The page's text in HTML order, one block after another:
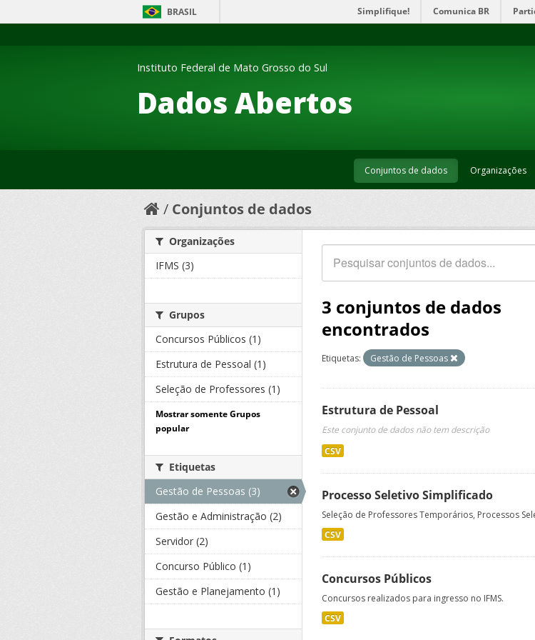
BRASIL Simplifique! Comunica BR
Dados Abertos
Instituto Federal de Mato Grosso do Sul
Conjuntos de dados Organizações
Conjuntos de dados
3 conjuntos de dados
encontrados
Etiquetas: Gestão de Pessoas
Estrutura de Pessoal
Este conjunto de dados não tem descrição
CSV
Processo Seletivo Simplificado
Seleção de Professores Temporários, Processos
CSV
Concursos Públicos
Concursos realizados para ingresso no IFMS.
CSV
Organizações
IFMS (3)
Grupos
Concursos Públicos (1)
Estrutura de Pessoal (1)
Seleção de Professores (1)
Mostrar somente Grupos
popular
Etiquetas
Gestão de Pessoas (3)
Gestão e Administração (2)
Servidor (2)
Concurso Público (1)
Gestão e Planejamento (1)